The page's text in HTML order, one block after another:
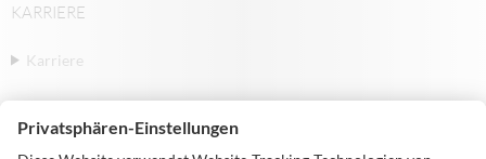
KARRIERE
Karriere